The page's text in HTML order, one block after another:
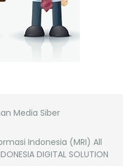
Media Siber
Indonesia (MRI) All
DIGITAL SOLUTION